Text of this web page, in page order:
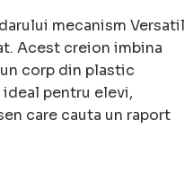
mecanism Versatil
Acest creion imbina
corp din plastic
pentru elevi,
care cauta un raport